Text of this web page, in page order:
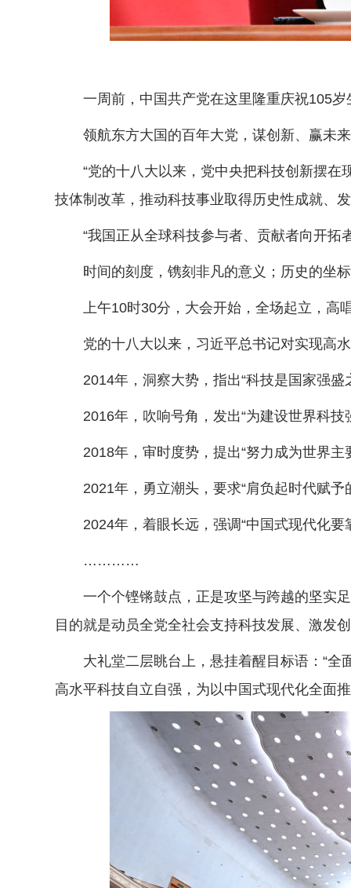
一周前，中国共产党在这里隆重庆祝105岁
领航东方大国的百年大党，谋创新、赢未
“党的十八大以来，党中央把科技创新摆在
技体制改革，推动科技事业取得历史性成就、
“我国正从全球科技参与者、贡献者向开拓
时间的刻度，镌刻非凡的意义；历史的坐标
上午10时30分，大会开始，全场起立，高唱
党的十八大以来，习近平总书记对实现高
2014年，洞察大势，指出“科技是国家强盛
2016年，吹响号角，发出“为建设世界科技
2018年，审时度势，提出“努力成为世界主
2021年，勇立潮头，要求“肩负起时代赋予
2024年，着眼长远，强调“中国式现代化要
…………
一个个铿锵鼓点，正是攻坚与跨越的坚实足
目的就是动员全党全社会支持科技发展、激发
大礼堂二层眺台上，悬挂着醒目标语：“全
高水平科技自立自强，为以中国式现代化全面